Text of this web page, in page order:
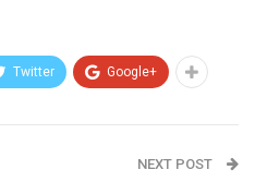
Twitter Google+
NEXT POST